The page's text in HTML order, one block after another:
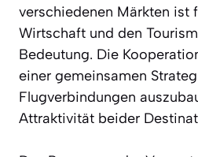
verschiedenen Märkten ist
Wirtschaft und den
Bedeutung. Die
einer gemeinsamen
Flugverbindungen
Attraktivität beider